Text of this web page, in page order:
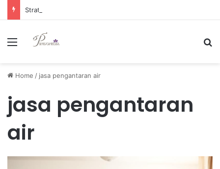
Menu
Home / jasa pengantaran air
jasa pengantaran
air